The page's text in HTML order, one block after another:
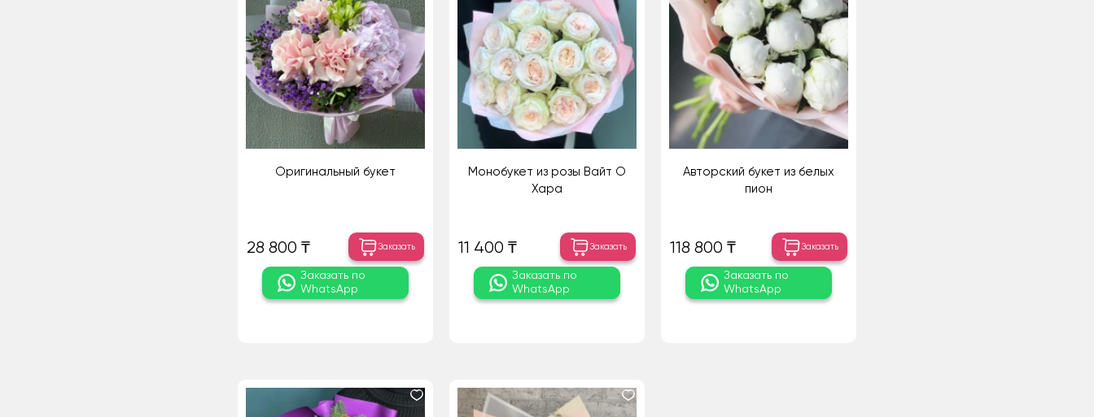
Оригинальный букет
28 800 ₸ Заказать
Заказать по
WhatsApp
Монобукет из розы Вайт О
Хара
11 400 ₸ Заказать
Заказать по
WhatsApp
Авторский букет из белых
пион
118 800 ₸ Заказать
Заказать по
WhatsApp